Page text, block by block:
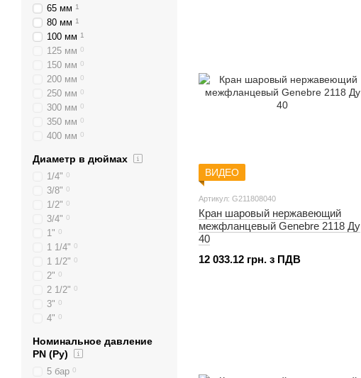
ВИДЕО
Артикул: G211808040
Кран шаровый нержавеющий
межфланцевый Genebre 2118 Ду
40
12 033.12 грн. з ПДВ
65 мм 1
80 мм 1
100 мм 1
125 мм 0
150 мм 0
200 мм 0
250 мм 0
300 мм 0
350 мм 0
400 мм 0
Диаметр в дюймах
1/4" 0
3/8" 0
1/2" 0
3/4" 0
1" 0
1 1/4" 0
1 1/2" 0
2" 0
2 1/2" 0
3" 0
4" 0
Номинальное давление
PN (Ру)
5 бар 0